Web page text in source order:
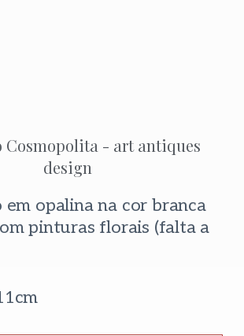
opalina na cor branca
pinturas florais (falta a